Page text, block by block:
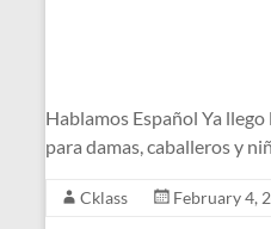
Hablamos Español Ya
para damas, caballeros y
Cklass February 4,